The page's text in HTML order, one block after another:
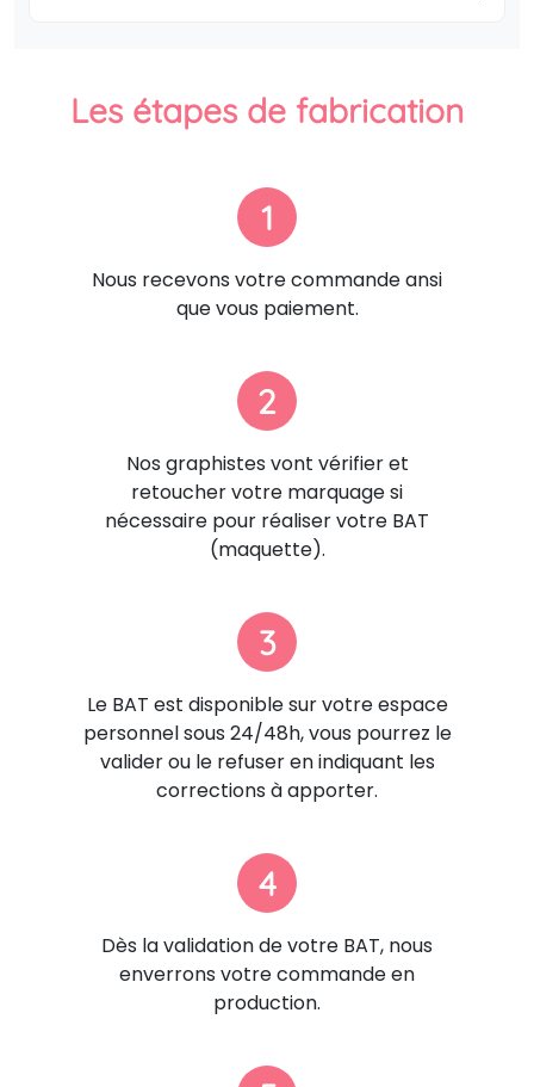
Les étapes de fabrication
1
Nous recevons votre commande ansi
que vous paiement.
2
Nos graphistes vont vérifier et
retoucher votre marquage si
nécessaire pour réaliser votre BAT
(maquette).
3
Le BAT est disponible sur votre espace
personnel sous 24/48h, vous pourrez le
valider ou le refuser en indiquant les
corrections à apporter.
4
Dès la validation de votre BAT, nous
enverrons votre commande en
production.